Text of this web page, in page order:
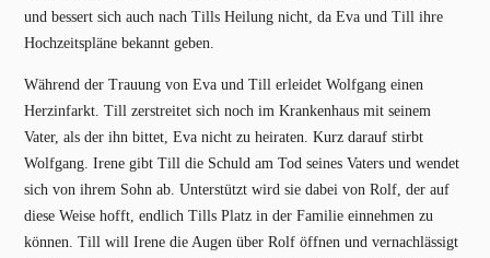
und bessert sich auch nach Tills Heilung nicht, da Eva und Till ihre
Hochzeitspläne bekannt geben.
Während der Trauung von Eva und Till erleidet Wolfgang einen
Herzinfarkt. Till zerstreitet sich noch im Krankenhaus mit seinem
Vater, als der ihn bittet, Eva nicht zu heiraten. Kurz darauf stirbt
Wolfgang. Irene gibt Till die Schuld am Tod seines Vaters und wendet
sich von ihrem Sohn ab. Unterstützt wird sie dabei von Rolf, der auf
diese Weise hofft, endlich Tills Platz in der Familie einnehmen zu
können. Till will Irene die Augen über Rolf öffnen und vernachlässigt